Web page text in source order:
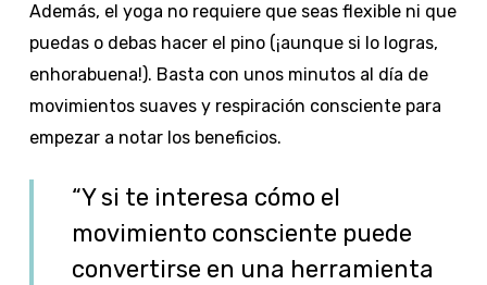
Además, el yoga no requiere que seas flexible ni que
puedas o debas hacer el pino (¡aunque si lo logras,
enhorabuena!). Basta con unos minutos al día de
movimientos suaves y respiración consciente para
empezar a notar los beneficios.
“Y si te interesa cómo el
movimiento consciente puede
convertirse en una herramienta